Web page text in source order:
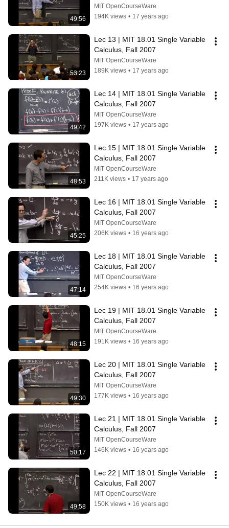
49:56
MIT OpenCourseWare
194K views • 17 years ago
53:23
Lec 13 | MIT 18.01 Single Variable
Calculus, Fall 2007
MIT OpenCourseWare
189K views • 17 years ago
49:42
Lec 14 | MIT 18.01 Single Variable
Calculus, Fall 2007
MIT OpenCourseWare
197K views • 17 years ago
48:53
Lec 15 | MIT 18.01 Single Variable
Calculus, Fall 2007
MIT OpenCourseWare
211K views • 17 years ago
45:25
Lec 16 | MIT 18.01 Single Variable
Calculus, Fall 2007
MIT OpenCourseWare
206K views • 16 years ago
47:14
Lec 18 | MIT 18.01 Single Variable
Calculus, Fall 2007
MIT OpenCourseWare
254K views • 16 years ago
48:15
Lec 19 | MIT 18.01 Single Variable
Calculus, Fall 2007
MIT OpenCourseWare
191K views • 16 years ago
49:30
Lec 20 | MIT 18.01 Single Variable
Calculus, Fall 2007
MIT OpenCourseWare
177K views • 16 years ago
50:17
Lec 21 | MIT 18.01 Single Variable
Calculus, Fall 2007
MIT OpenCourseWare
146K views • 16 years ago
49:58
Lec 22 | MIT 18.01 Single Variable
Calculus, Fall 2007
MIT OpenCourseWare
150K views • 16 years ago